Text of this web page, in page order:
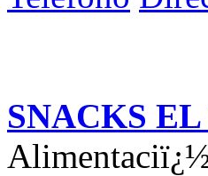
SNACKS